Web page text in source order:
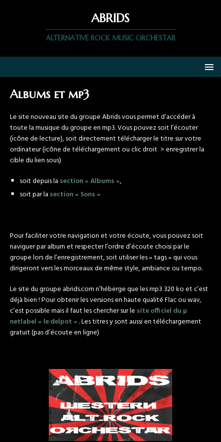
ABRIDS
ALTERNATIVE ROCK MUSIC ORCHESTAR
Albums et mp3
Le site nouveau site du groupe Abrids vous permet d’accéder à
toute la musique du groupe en mp3. Vous pouvez soit l’écouter
(icône de lecture), soit directement télécharger le titre sur votre
ordinateur (icône de téléchargement ou clic droit > enregistrer la
cible du lien sous)
soit depuis la section « Albums »,
soit par la section « Sons »
Pour faciliter votre navigation et votre écoute, vous pouvez soit
naviguer par album et respecter l’ordre d’écoute choisi par le
groupe lors de l’enregistrement, soit utiliser les « tags » qui vous
dirigeront vers les morceaux de même style, ambiance ou tempo.
Le site du groupe abrids.com n’héberge que les mp3 320 ko et c’est
déjà bien ! Pour obtenir les versions en haute qualité Flac ou wav,
c’est possible mais il faut les chercher sur le site officiel du µ
netlabel « le delpot » . Les titres y sont aussi en téléchargement
gratuit (pas d’écoute en ligne)